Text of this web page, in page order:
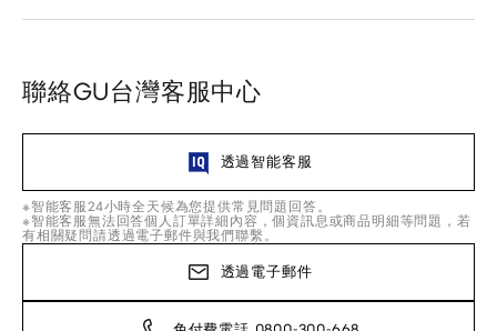
聯絡GU台灣客服中心
透過智能客服
※智能客服24小時全天候為您提供常見問題回答。
※智能客服無法回答個人訂單詳細內容，個資訊息或商品明細等問題，若
有相關疑問請透過電子郵件與我們聯繫。
透過電子郵件